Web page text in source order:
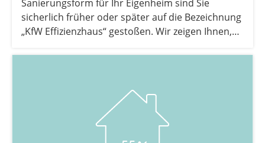
Sanierungsform für Ihr Eigenheim sind Sie
sicherlich früher oder später auf die Bezeichnung
„KfW Effizienzhaus“ gestoßen. Wir zeigen Ihnen,